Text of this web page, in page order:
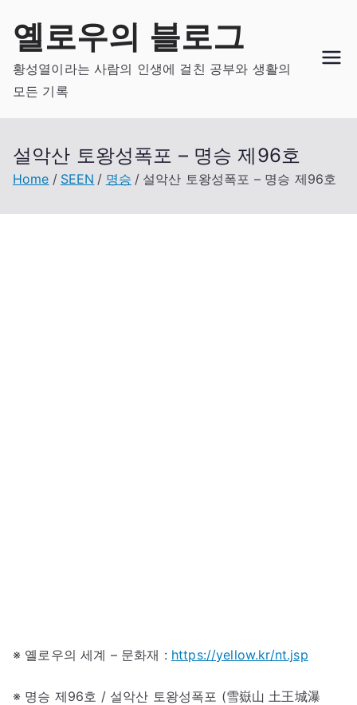
content
옐로우의 블로그
황성열이라는 사람의 인생에 걸친 공부와 생활의
모든 기록
설악산 토왕성폭포 – 명승 제96호
Home SEEN 명승 설악산 토왕성폭포 – 명승 제96호
※ 옐로우의 세계 – 문화재 : https://yellow.kr/nt.jsp
※ 명승 제96호 / 설악산 토왕성폭포 (雪嶽山 土王城瀑